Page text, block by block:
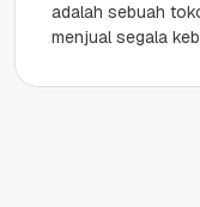
adalah sebuah
menjual segala
terbatas pada